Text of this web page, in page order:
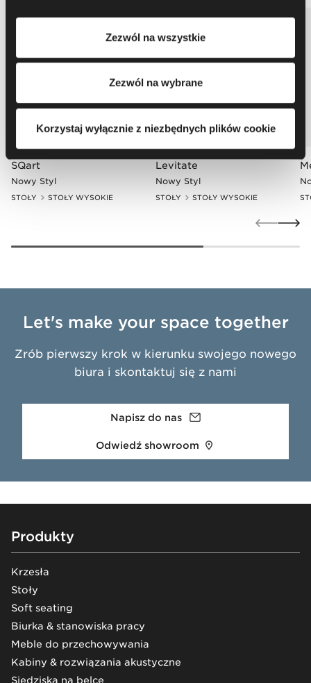
korzystania przez nas i naszych partnerów z plików
cookie oraz przetwarzania Twoich danych osobowych, w
tym o przysługujących Ci uprawnieniach, zachęcamy do
Zezwól na wszystkie
Zezwól na wybrane
Korzystaj wyłącznie z niezbędnych plików cookie
SQart
Nowy Styl
STOŁY STOŁY WYSOKIE
Levitate
Nowy Styl
STOŁY STOŁY WYSOKIE
Let's make your space together
Zrób pierwszy krok w kierunku swojego nowego
biura i skontaktuj się z nami
Napisz do nas
Odwiedź showroom
Footer
Produkty
Krzesła
Stoły
Soft seating
Biurka & stanowiska pracy
Meble do przechowywania
Kabiny & rozwiązania akustyczne
Siedziska na belce